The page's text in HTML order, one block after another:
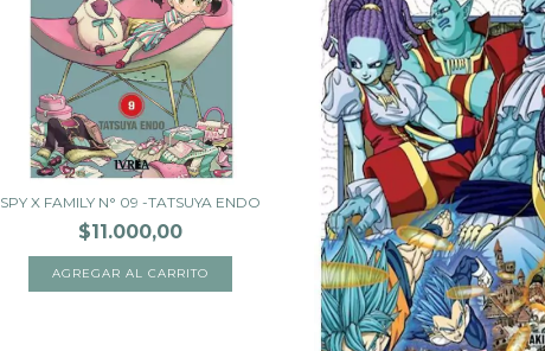
SPY X FAMILY N° 09 -TATSUYA ENDO
$11.000,00